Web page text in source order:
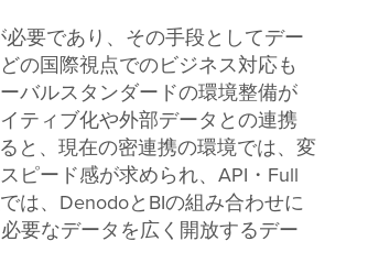
要であり、その手段としてデー
の国際視点でのビジネス対応も
バルスタンダードの環境整備が
ティブ化や外部データとの連携
と、現在の密連携の環境では、変
ピード感が求められ、API・Full
は、DenodoとBIの組み合わせに
要なデータを広く開放するデー